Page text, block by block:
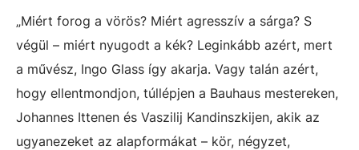
„Miért forog a vörös? Miért agresszív a sárga? S
végül – miért nyugodt a kék? Leginkább azért, mert
a művész, Ingo Glass így akarja. Vagy talán azért,
hogy ellentmondjon, túllépjen a Bauhaus mestereken,
Johannes Ittenen és Vaszilij Kandinszkijen, akik az
ugyanezeket az alapformákat – kör, négyzet,